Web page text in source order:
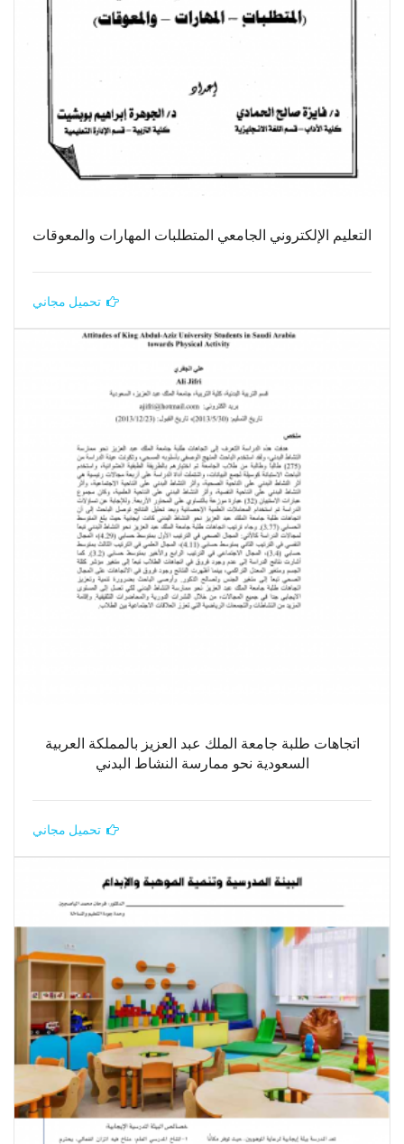
التعليم الإلكتروني الجامعي المتطلبات المهارات والمعوقات
تحميل مجاني
اتجاهات طلبة جامعة الملك عبد العزيز بالمملكة العربية
السعودية نحو ممارسة النشاط البدني
تحميل مجاني